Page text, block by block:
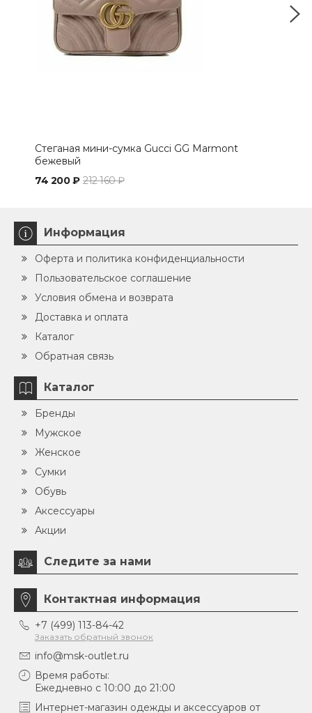
Стеганая мини-сумка Gucci GG Marmont
бежевый
74 200 ₽ 212 160 ₽
Информация
Оферта и политика конфиденциальности
Пользовательское соглашение
Условия обмена и возврата
Доставка и оплата
Каталог
Обратная связь
Каталог
Бренды
Мужское
Женское
Сумки
Обувь
Аксессуары
Акции
Следите за нами
Контактная информация
+7 (499) 113-84-42
Заказать обратный звонок
info@msk-outlet.ru
Время работы:
Ежедневно с 10:00 до 21:00
Интернет-магазин одежды и аксессуаров от